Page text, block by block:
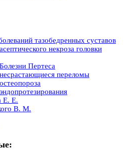
тазобедренных суставов
некроза головки
Пертеса
переломы
Е. Е.
В. М.